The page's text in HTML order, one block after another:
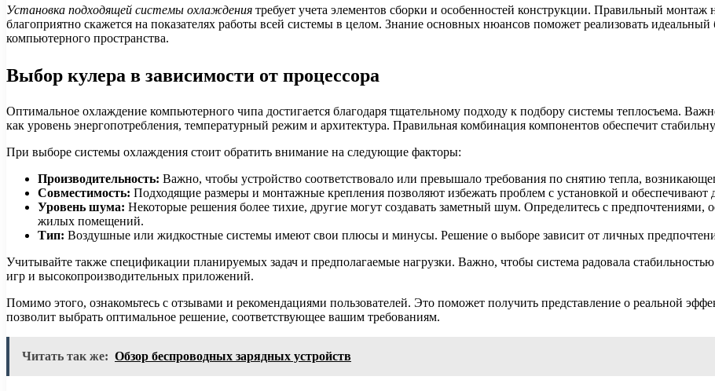
Установка подходящей системы охлаждения требует учета элементов сборки и особенностей конструкции. Правильный
благоприятно скажется на показателях работы всей системы в целом. Знание основных нюансов поможет реализовать
компьютерного пространства.
Выбор кулера в зависимости от процессора
Оптимальное охлаждение компьютерного чипа достигается благодаря тщательному подходу к подбору системы теплосъема.
как уровень энергопотребления, температурный режим и архитектура. Правильная комбинация компонентов обеспечит
При выборе системы охлаждения стоит обратить внимание на следующие факторы:
Производительность: Важно, чтобы устройство соответствовало или превышало требования по снятию тепла,
Совместимость: Подходящие размеры и монтажные крепления позволяют избежать проблем с установкой и обеспечивают
Уровень шума: Некоторые решения более тихие, другие могут создавать заметный шум. Определитесь с предпочтениями,
жилых помещений.
Тип: Воздушные или жидкостные системы имеют свои плюсы и минусы. Решение о выборе зависит от личных
Учитывайте также спецификации планируемых задач и предполагаемые нагрузки. Важно, чтобы система радовала
игр и высокопроизводительных приложений.
Помимо этого, ознакомьтесь с отзывами и рекомендациями пользователей. Это поможет получить представление о реальной
позволит выбрать оптимальное решение, соответствующее вашим требованиям.
Читать так же: Обзор беспроводных зарядных устройств